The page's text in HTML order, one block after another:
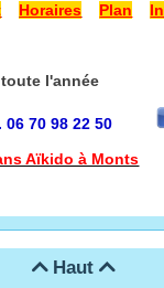
Horaires Plan
l'année
06 70 98 22 50
Aïkido à Monts
Haut 